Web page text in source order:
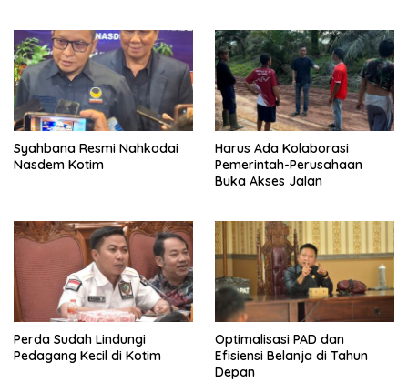
Syahbana Resmi Nahkodai
Nasdem Kotim
Harus Ada Kolaborasi
Pemerintah-Perusahaan
Buka Akses Jalan
Perda Sudah Lindungi
Pedagang Kecil di Kotim
Optimalisasi PAD dan
Efisiensi Belanja di Tahun
Depan